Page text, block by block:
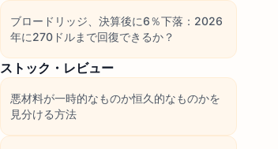
ブロードリッジ、決算後に6％下落：2026
年に270ドルまで回復できるか？
ストック・レビュー
悪材料が一時的なものか恒久的なものかを
見分ける方法